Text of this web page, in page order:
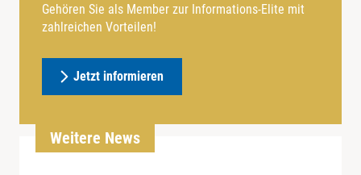
Gehören Sie als Member zur Informations-Elite mit
zahlreichen Vorteilen!
Jetzt informieren
Weitere News